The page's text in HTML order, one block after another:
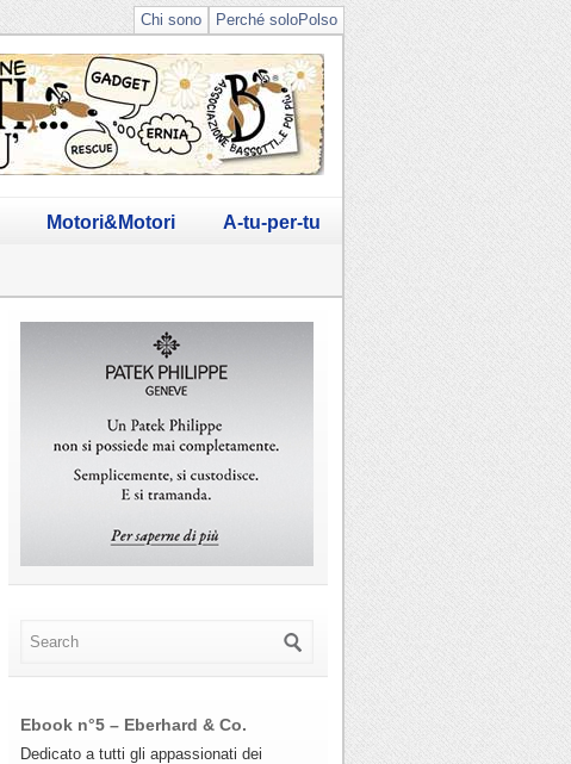
Perché soloPolso
Chi sono
Motori&Motori A-tu-per-tu
Ebook n°5 – Eberhard & Co.
Dedicato a tutti gli appassionati dei